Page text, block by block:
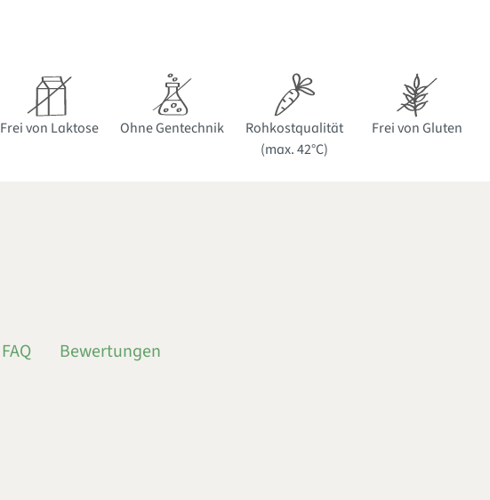
Frei von Laktose Ohne Gentechnik
Rohkostqualität
(max. 42°C)
Frei von Gluten
FAQ Bewertungen